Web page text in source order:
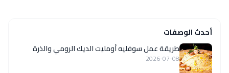
أحدث الوصفات
طريقة عمل سوفليه أومليت الديك الرومي والذرة
2026-07-08